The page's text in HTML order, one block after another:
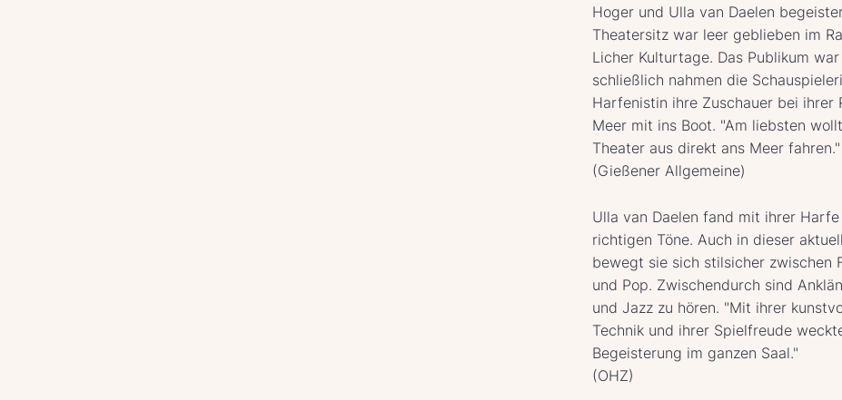
Hoger und Ulla van Daelen
Theatersitz war leer geblieben im
Licher Kulturtage. Das Publikum
schließlich nahmen die
Harfenistin ihre Zuschauer bei ihrer
Meer mit ins Boot. "Am liebsten
Theater aus direkt ans Meer fahren."
(Gießener Allgemeine)
Ulla van Daelen fand mit ihrer
richtigen Töne. Auch in dieser
bewegt sie sich stilsicher zwischen
und Pop. Zwischendurch sind
und Jazz zu hören. "Mit ihrer
Technik und ihrer Spielfreude
Begeisterung im ganzen Saal."
(OHZ)